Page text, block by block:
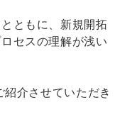
ともに、新規開拓
セスの理解が浅い
介させていただき